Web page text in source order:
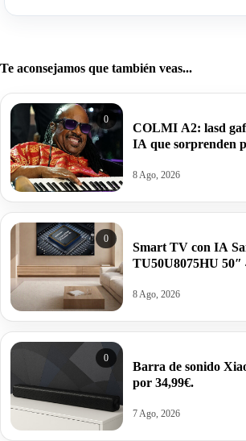
Te aconsejamos que también veas...
0
COLMI A2: lasd
IA que sorprenden
8 Ago, 2026
0
Smart TV con IA
TU50U8075HU
8 Ago, 2026
0
Barra de sonido
por 34,99€.
7 Ago, 2026